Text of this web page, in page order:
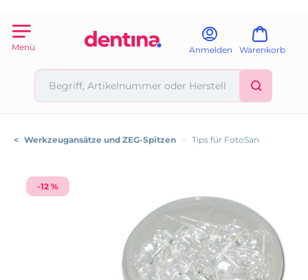
Menü Anmelden Warenkorb
< Werkzeugansätze und ZEG-Spitzen > Tips für FotoSan
-12 %